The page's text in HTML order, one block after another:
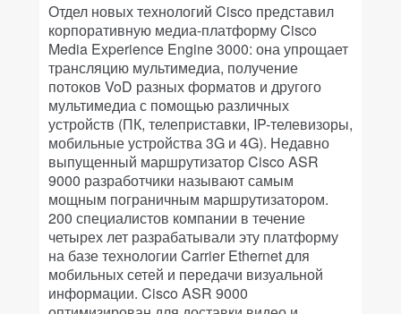
Отдел новых технологий Cisco представил
корпоративную медиа-платформу Cisco
Media Experience Engine 3000: она упрощает
трансляцию мультимедиа, получение
потоков VoD разных форматов и другого
мультимедиа с помощью различных
устройств (ПК, телеприставки, IP-телевизоры,
мобильные устройства 3G и 4G). Недавно
выпущенный маршрутизатор Cisco ASR
9000 разработчики называют самым
мощным пограничным маршрутизатором.
200 специалистов компании в течение
четырех лет разрабатывали эту платформу
на базе технологии Carrier Ethernet для
мобильных сетей и передачи визуальной
информации. Cisco ASR 9000